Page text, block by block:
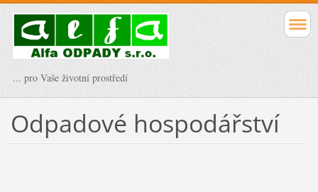
... pro Vaše životní prostředí
Odpadové hospodářství